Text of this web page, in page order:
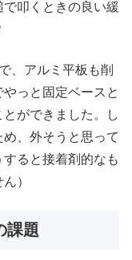
叩くときの良い緩
、アルミ平板も削
っと固定ベースと
ができました。し
、外そうと思って
ると接着剤的なも
）
課題